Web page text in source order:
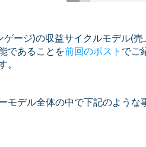
ージ)の収益サイクルモデル(
であることを前回のポスト でご
モデル全体の中で下記のような